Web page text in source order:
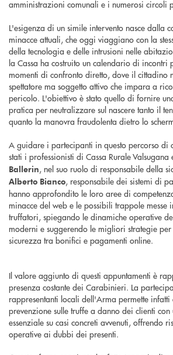
amministrazioni comunali e i numerosi circoli
L'esigenza di un simile intervento nasce dalla
minacce attuali, che oggi viaggiano con la
della tecnologia e delle intrusioni nelle
la Cassa ha costruito un calendario di incontri
momenti di confronto diretto, dove il cittadino
spettatore ma soggetto attivo che impara a
pericolo. L'obiettivo è stato quello di fornire
pratica per neutralizzare sul nascere tanto il
quanto la manovra fraudolenta dietro lo
A guidare i partecipanti in questo percorso di
stati i professionisti di Cassa Rurale Valsugana
Ballerin, nel suo ruolo di responsabile della
Alberto Bianco, responsabile dei sistemi di
hanno approfondito le loro aree di
minacce del web e le possibili trappole messe
truffatori, spiegando le dinamiche operative
moderni e suggerendo le migliori strategie
sicurezza tra bonifici e pagamenti online.
Il valore aggiunto di questi appuntamenti è
presenza costante dei Carabinieri. La
rappresentanti locali dell'Arma permette
prevenzione sulle truffe a danno dei clienti
essenziale su casi concreti avvenuti, offrendo
operative ai dubbi dei presenti.